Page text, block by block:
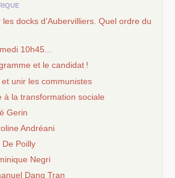
docks d’Aubervilliers. Quel ordre du
10h45...
et le candidat !
unir les communistes
à la transformation sociale
Gerin
Andréani
De Poilly
Negri
Dang Tran